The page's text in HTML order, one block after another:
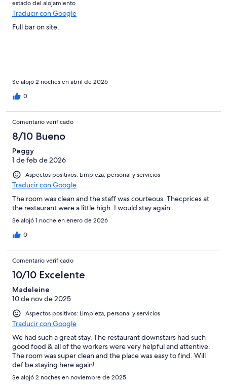
estado del alojamiento
Traducir con Google
Full bar on site.
Se alojó 2 noches en abril de 2026
0
Comentario verificado
8/10 Bueno
Peggy
1 de feb de 2026
Aspectos positivos: Limpieza, personal y servicios
Traducir con Google
The room was clean and the staff was courteous. Thecprices at
the restaurant were a little high. I would stay again.
Se alojó 1 noche en enero de 2026
0
Comentario verificado
10/10 Excelente
Madeleine
10 de nov de 2025
Aspectos positivos: Limpieza, personal y servicios
Traducir con Google
We had such a great stay. The restaurant downstairs had such
good food & all of the workers were very helpful and attentive.
The room was super clean and the place was easy to find. Will
def be staying here again!
Se alojó 2 noches en noviembre de 2025